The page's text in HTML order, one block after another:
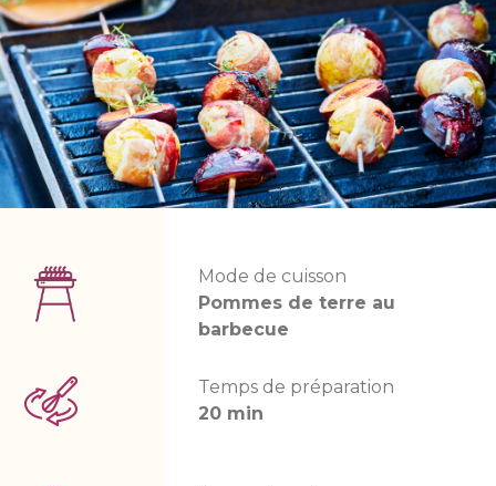
Mode de cuisson
Pommes de terre au
barbecue
Temps de préparation
20 min